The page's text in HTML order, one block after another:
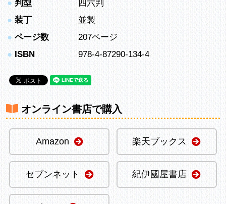
● 判型
四六判
● 装丁
並製
● ページ数
207ページ
● ISBN 978-4-87290-134-4
オンライン書店で購入
Amazon 楽天ブックス
セブンネット 紀伊國屋書店